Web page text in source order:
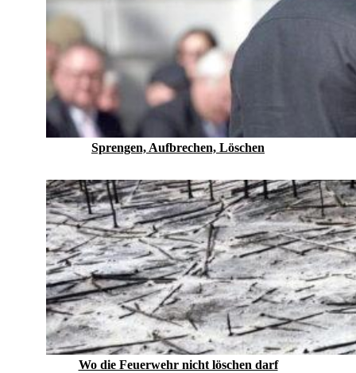
Sprengen, Aufbrechen, Löschen
Wo die Feuerwehr nicht löschen darf